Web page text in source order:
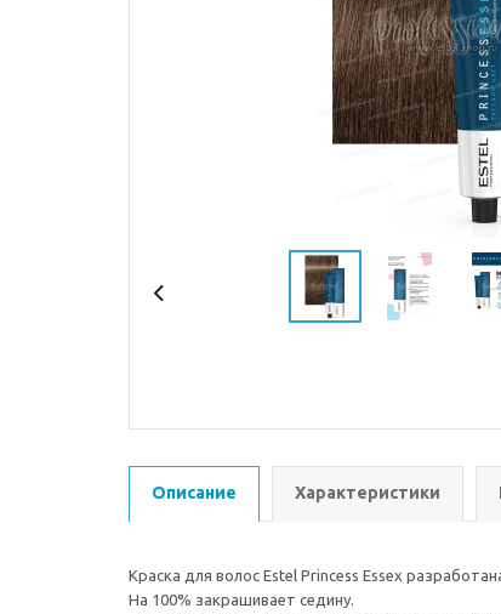
Описание Характеристики
Краска для волос Estel Princess Essex
На 100% закрашивает седину.